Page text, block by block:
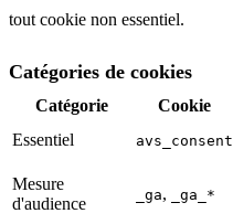
tout cookie non essentiel.
Catégories de cookies
Catégorie Cookie
Essentiel
avs_consent
Mesure
d'audience
_ga, _ga_*